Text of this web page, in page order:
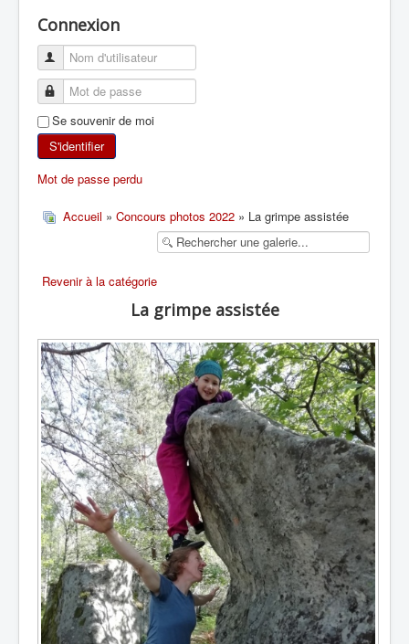
ESCALADE
ALPINISME
SKI DE RANDONNÉE
RANDONNÉE SPORTIVE
Connexion
Se souvenir de moi
S'identifier
Mot de passe perdu
Accueil » Concours photos 2022 » La grimpe assistée
Revenir à la catégorie
La grimpe assistée